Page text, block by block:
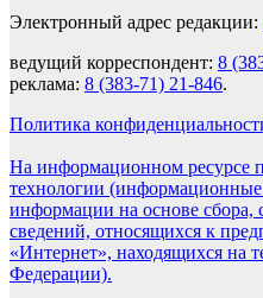
Электронный адрес редакции:
ведущий корреспондент: 8
реклама: 8 (383-71) 21-846.
Политика
На информационном ресурсе
технологии (информационные
информации на основе сбора,
сведений, относящихся к
«Интернет», находящихся на
Федерации).